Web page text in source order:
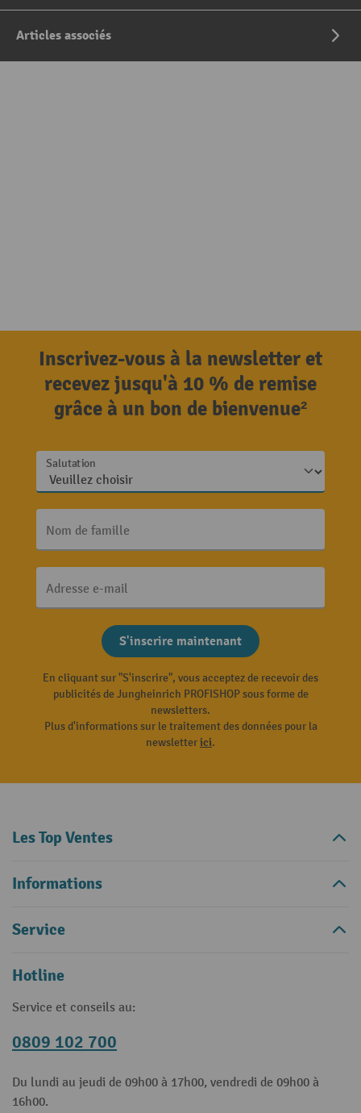
Articles associés
Inscrivez-vous à la newsletter et
recevez jusqu'à 10 % de remise
grâce à un bon de bienvenue²
Salutation
Nom de famille
Adresse e-mail
S'inscrire maintenant
En cliquant sur "S'inscrire", vous acceptez de recevoir des
publicités de Jungheinrich PROFISHOP sous forme de
newsletters.
Plus d'informations sur le traitement des données pour la
newsletterici.
Les Top Ventes
Informations
Service
Hotline
Service et conseils au:
0809 102 700
Du lundi au jeudi de 09h00 à 17h00, vendredi de 09h00 à
16h00.